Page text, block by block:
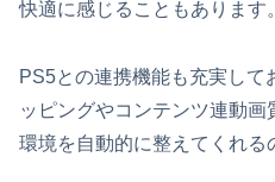
快適に感じることもあります。
PS5との連携機能も充実し
ッピングやコンテンツ連動
環境を自動的に整えてくれる